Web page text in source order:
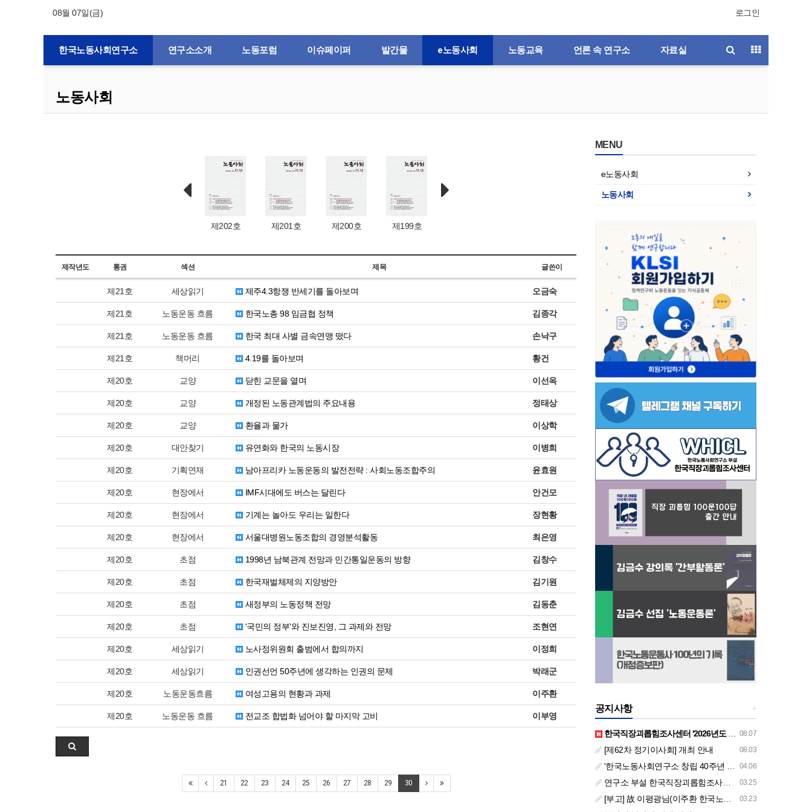
08월 07일(금) 로그인
한국노동사회연구소 연구소소개 노동포럼 이슈페이퍼 발간물 e노동사회 노동교육 언론 속 연구소 자료실
노동사회
제202호 제201호 제200호 제199호
제작년도 통권 섹션 제목 글쓴이
제21호 세상읽기 제주4.3항쟁 반세기를 돌아보며 오금숙
제21호 노동운동 흐름 한국노총 98 임금협 정책 김종각
제21호 노동운동 흐름 한국 최대 사별 금속연맹 떴다 손낙구
제21호 책머리 4.19를 돌아보며 황건
제20호 교양 닫힌 교문을 열며 이선옥
제20호 교양 개정된 노동관계법의 주요내용 정태상
제20호 교양 환율과 물가 이상학
제20호 대안찾기 유연화와 한국의 노동시장 이병희
제20호 기획연재 남아프리카 노동운동의 발전전략 : 사회노동조합주의 윤효원
제20호 현장에서 IMF시대에도 버스는 달린다 안건모
제20호 현장에서 기계는 놀아도 우리는 일한다 장현황
제20호 현장에서 서울대병원노동조합의 경영분석활동 최은영
제20호 초점 1998년 남북관계 전망과 민간통일운동의 방향 김창수
제20호 초점 한국재벌체제의 지양방안 김기원
제20호 초점 새정부의 노동정책 전망 김동춘
제20호 초점 '국민의 정부'와 진보진영, 그 과제와 전망 조현연
제20호 세상읽기 노사정위원회 출범에서 합의까지 이정희
제20호 세상읽기 인권선언 50주년에 생각하는 인권의 문제 박래군
제20호 노동운동흐름 여성고용의 현황과 과제 이주환
제20호 노동운동 흐름 전교조 합법화 넘어야 할 마지막 고비 이부영
21 22 23 24 25 26 27 28 29 30
MENU
e노동사회
노동사회
+
공지사항
08.07
한국직장괴롭힘조사센터 '2026년도 하반기 주요 사업 안내' (교육/컨설팅)
08.03
[제62차 정기이사회] 개최 안내
04.06
'한국노동사회연구소 창립 40주년 기념 행사 안내'
03.25
연구소 부설 한국직장괴롭힘조사센터 '2026년도 주요 사업 안내' (교육/컨설팅)
03.23
[부고] 故 이평광님(이주환 한국노동사회연구소 부소장 부친상)